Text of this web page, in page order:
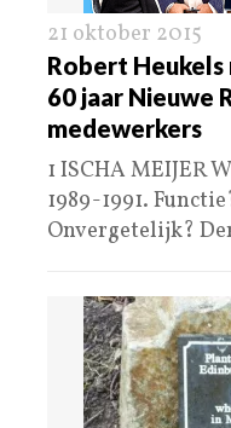
21 oktober 2015
Robert Heukels
60 jaar Nieuwe
medewerkers
1 ISCHA MEIJER
1989-1991.
Onvergetelijk?